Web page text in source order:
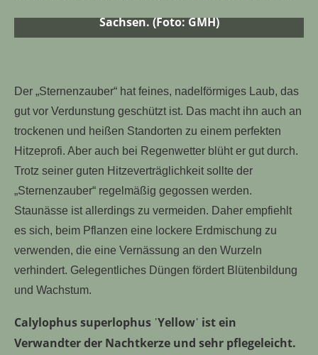
Sachsen. (Foto: GMH)
Der „Sternenzauber“ hat feines, nadelförmiges Laub, das
gut vor Verdunstung geschützt ist. Das macht ihn auch an
trockenen und heißen Standorten zu einem perfekten
Hitzeprofi. Aber auch bei Regenwetter blüht er gut durch.
Trotz seiner guten Hitzeverträglichkeit sollte der
„Sternenzauber“ regelmäßig gegossen werden.
Staunässe ist allerdings zu vermeiden. Daher empfiehlt
es sich, beim Pflanzen eine lockere Erdmischung zu
verwenden, die eine Vernässung an den Wurzeln
verhindert. Gelegentliches Düngen fördert Blütenbildung
und Wachstum.
Calylophus superlophus ˈYellowˈ ist ein
Verwandter der Nachtkerze und sehr pflegeleicht.